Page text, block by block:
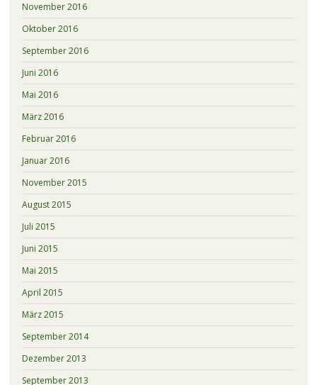
November 2016
Oktober 2016
September 2016
Juni 2016
Mai 2016
März 2016
Februar 2016
Januar 2016
November 2015
August 2015
Juli 2015
Juni 2015
Mai 2015
April 2015
März 2015
September 2014
Dezember 2013
September 2013